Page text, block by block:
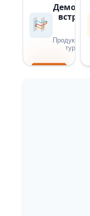
Демо без
встреч
Продуктовые
туры